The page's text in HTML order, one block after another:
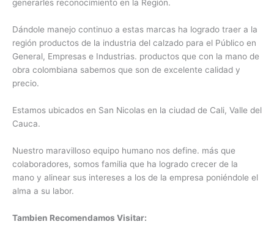
generarles reconocimiento en la Región.
Dándole manejo continuo a estas marcas ha logrado traer a la
región productos de la industria del calzado para el Público en
General, Empresas e Industrias. productos que con la mano de
obra colombiana sabemos que son de excelente calidad y
precio.
Estamos ubicados en San Nicolas en la ciudad de Cali, Valle del
Cauca.
Nuestro maravilloso equipo humano nos define. más que
colaboradores, somos familia que ha logrado crecer de la
mano y alinear sus intereses a los de la empresa poniéndole el
alma a su labor.
Tambien Recomendamos Visitar: